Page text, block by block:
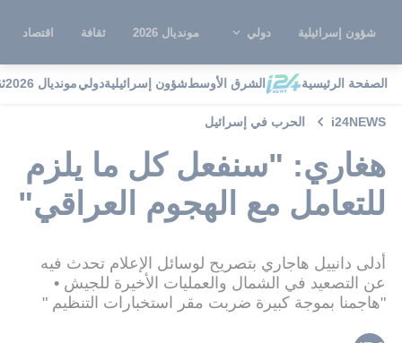
شؤون إسرائيلية دولي مونديال 2026 ثقافة اقتصاد
الصفحة الرئيسية الشرق الأوسطشؤون إسرائيليةدوليمونديال 2026
i24NEWS الحرب في إسرائيل
هغاري: "سنفعل كل ما يلزم
للتعامل مع الهجوم العراقي"
أدلى دانييل هاجاري بتصريح لوسائل الإعلام تحدث فيه
عن التصعيد في الشمال والعمليات الأخيرة للجيش •
"هاجمنا بموجة كبيرة ضربت مقر استخبارات التنظيم "